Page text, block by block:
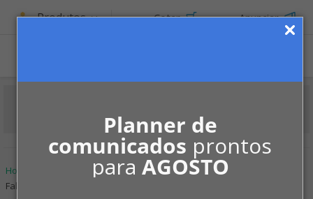
Planner de
comunicados prontos
para AGOSTO
Produtos Cotar Anunciar
Home Mercado
Índices Condominiais
Falta de pagamento